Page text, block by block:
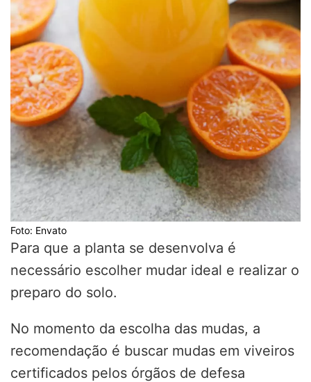
Foto: Envato
Para que a planta se desenvolva é
necessário escolher mudar ideal e realizar o
preparo do solo.
No momento da escolha das mudas, a
recomendação é buscar mudas em viveiros
certificados pelos órgãos de defesa